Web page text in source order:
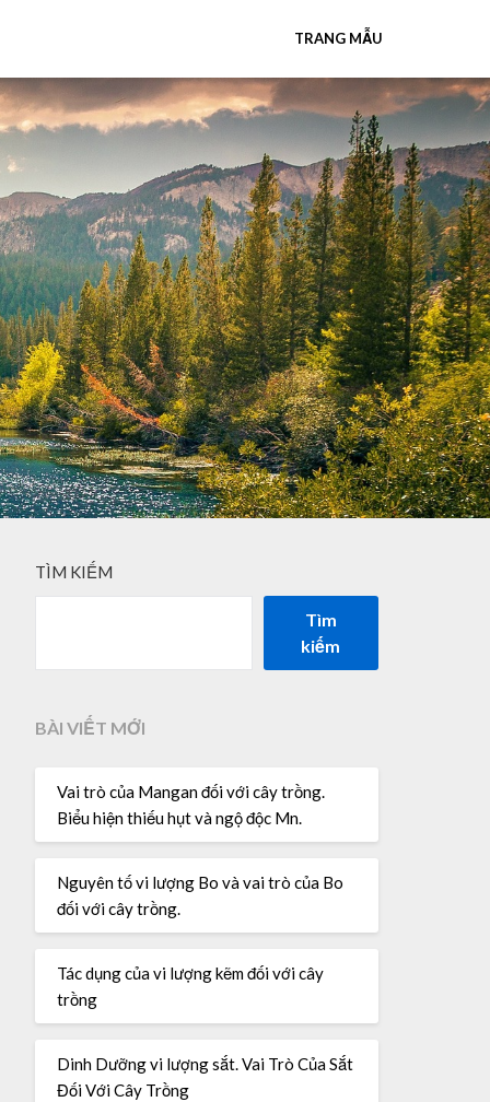
TRANG MẪU
TÌM KIẾM
Tìm
kiếm
BÀI VIẾT MỚI
Vai trò của Mangan đối với cây trồng.
Biểu hiện thiếu hụt và ngộ độc Mn.
Nguyên tố vi lượng Bo và vai trò của Bo
đối với cây trồng.
Tác dụng của vi lượng kẽm đối với cây
trồng
Dinh Dưỡng vi lượng sắt. Vai Trò Của Sắt
Đối Với Cây Trồng